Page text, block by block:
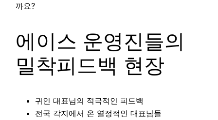
까요?
에이스 운영진들의
밀착피드백 현장
귀인 대표님의 적극적인 피드백
전국 각지에서 온 열정적인 대표님들